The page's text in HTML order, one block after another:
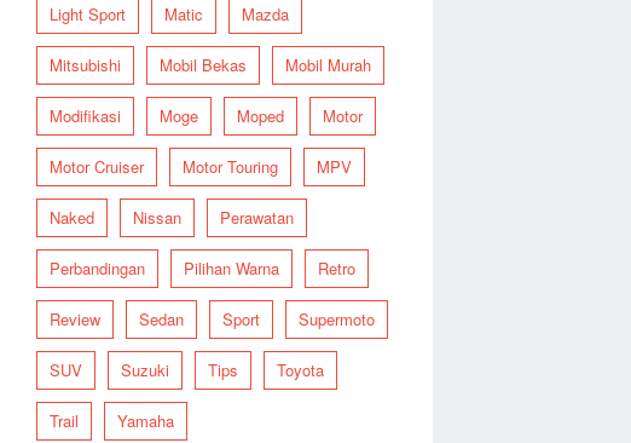
Light Sport Matic Mazda
Mitsubishi Mobil Bekas Mobil Murah
Modifikasi Moge Moped Motor
Motor Cruiser Motor Touring MPV
Naked Nissan Perawatan
Perbandingan Pilihan Warna Retro
Review Sedan Sport Supermoto
SUV Suzuki Tips Toyota
Trail Yamaha